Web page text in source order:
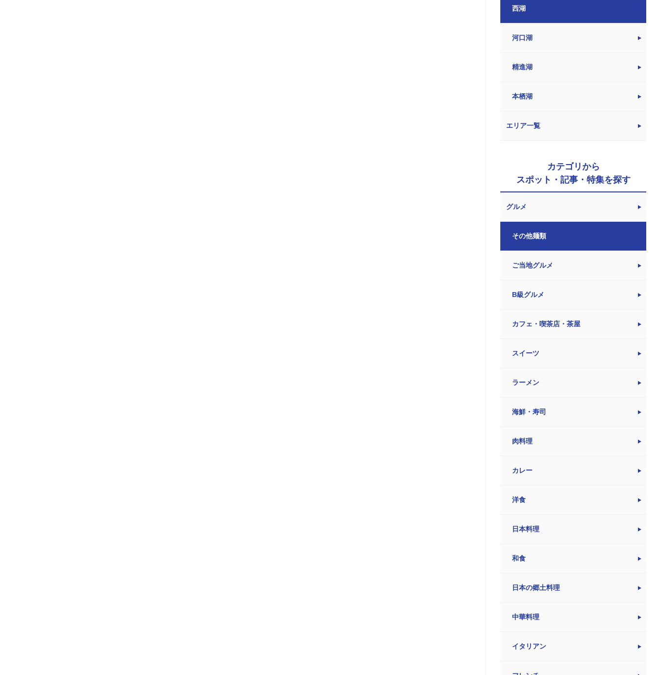
西湖
河口湖
精進湖
本栖湖
エリア一覧
カテゴリから
スポット・記事・特集を探す
グルメ
その他麺類
ご当地グルメ
B級グルメ
カフェ・喫茶店・茶屋
スイーツ
ラーメン
海鮮・寿司
肉料理
カレー
洋食
日本料理
和食
日本の郷土料理
中華料理
イタリアン